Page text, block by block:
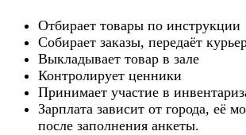
Отбирает товары по инструкции
Собирает заказы, передаёт
Выкладывает товар в зале
Контролирует ценники
Принимает участие в
Зарплата зависит от города, её
после заполнения анкеты.